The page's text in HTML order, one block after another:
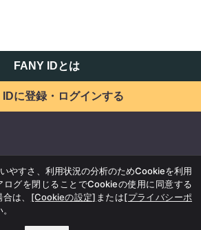
FANY IDとは
IDに登録・ログインする
やすさ、利用状況の分析のためCookieを利用
グを閉じることでCookieの使用に同意する
は、 [Cookieの設定] または[プライバシーポ